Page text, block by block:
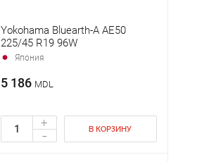
Yokohama Bluearth-A AE50
225/45 R19 96W
Япония
5 186 MDL
+
- В КОРЗИНУ